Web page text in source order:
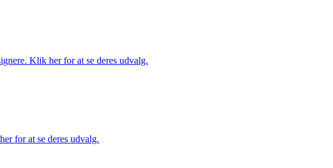
Klik her for at se deres udvalg.
for at se deres udvalg.